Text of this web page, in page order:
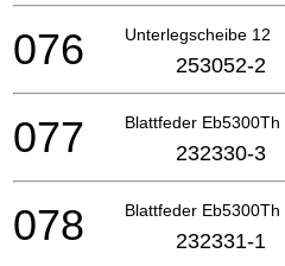
Unterlegscheibe 12
076 253052-2
Blattfeder Eb5300Th
077 232330-3
Blattfeder Eb5300Th
078 232331-1